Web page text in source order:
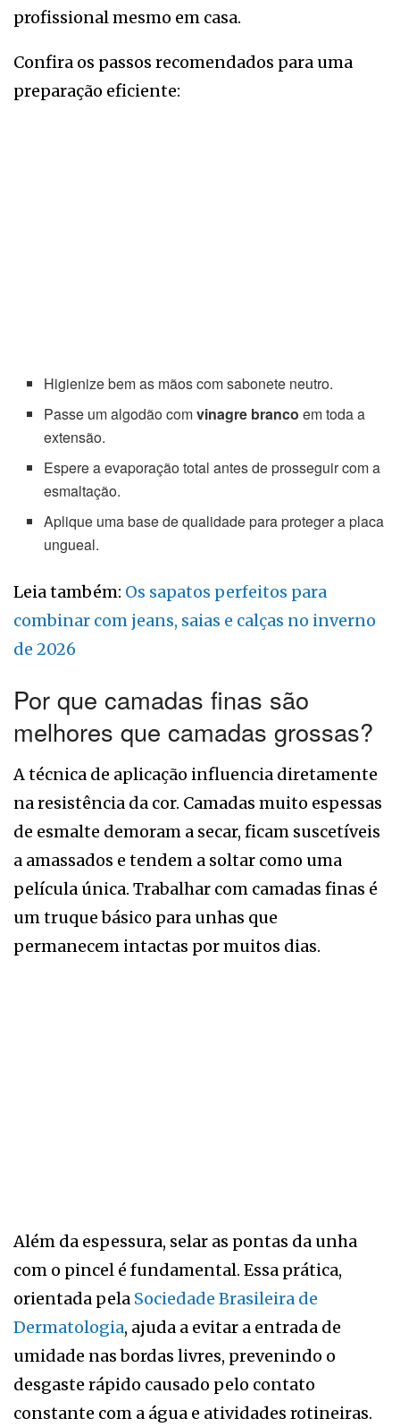
profissional mesmo em casa.
Confira os passos recomendados para uma
preparação eficiente:
Higienize bem as mãos com sabonete neutro.
Passe um algodão comvinagre branco em toda a
extensão.
Espere a evaporação total antes de prosseguir com a
esmaltação.
Aplique uma base de qualidade para proteger a placa
ungueal.
Leia também: Os sapatos perfeitos para
combinar com jeans, saias e calças no inverno
de 2026
Por que camadas finas são
melhores que camadas grossas?
A técnica de aplicação influencia diretamente
na resistência da cor. Camadas muito espessas
de esmalte demoram a secar, ficam suscetíveis
a amassados e tendem a soltar como uma
película única. Trabalhar com camadas finas é
um truque básico para unhas que
permanecem intactas por muitos dias.
Além da espessura, selar as pontas da unha
com o pincel é fundamental. Essa prática,
orientada pela Sociedade Brasileira de
Dermatologia, ajuda a evitar a entrada de
umidade nas bordas livres, prevenindo o
desgaste rápido causado pelo contato
constante com a água e atividades rotineiras.